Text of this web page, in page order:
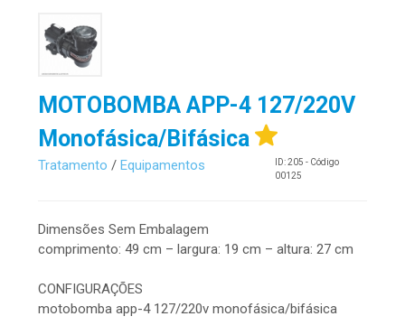
MOTOBOMBA APP-4 127/220V
Monofásica/Bifásica
Tratamento / Equipamentos
ID: 205 - Código
00125
Dimensões Sem Embalagem
comprimento: 49 cm – largura: 19 cm – altura: 27 cm
CONFIGURAÇÕES
motobomba app-4 127/220v monofásica/bifásica